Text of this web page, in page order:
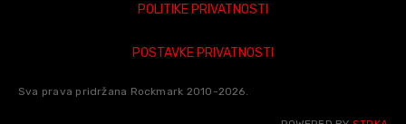
POLITIKE PRIVATNOSTI
POSTAVKE PRIVATNOSTI
Sva prava pridržana Rockmark 2010-2026.